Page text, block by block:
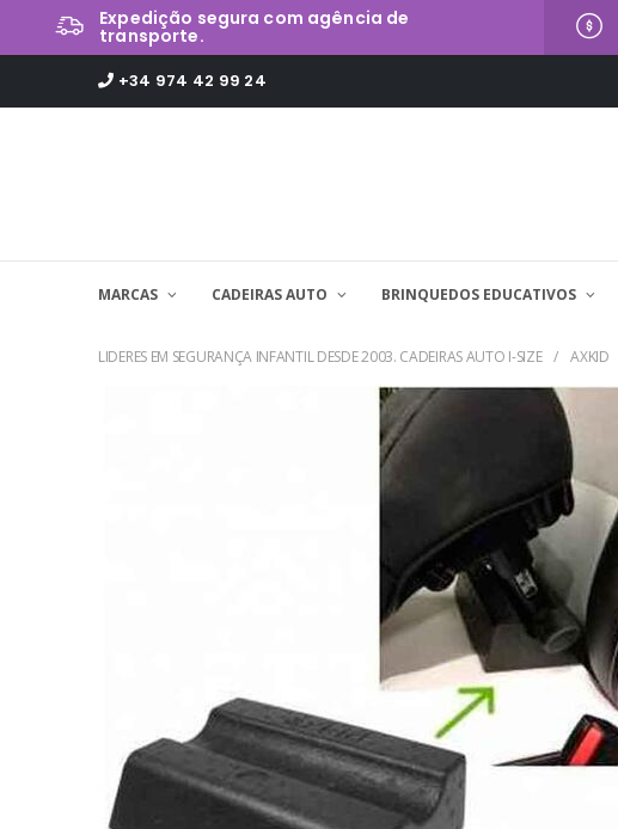
Expedição segura com agência de
transporte.
+34 974 42 99 24
MARCAS CADEIRAS AUTO BRINQUEDOS EDUCATIVOS
LIDERES EM SEGURANÇA INFANTIL DESDE 2003. CADEIRAS AUTO I-SIZE AXKID